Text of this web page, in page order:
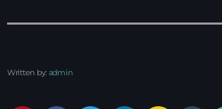
Written by: admin